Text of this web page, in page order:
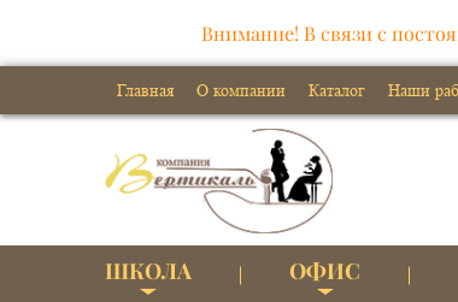
Внимание! В связи с
Главная О компании Каталог Наши
ШКОЛА ОФИС